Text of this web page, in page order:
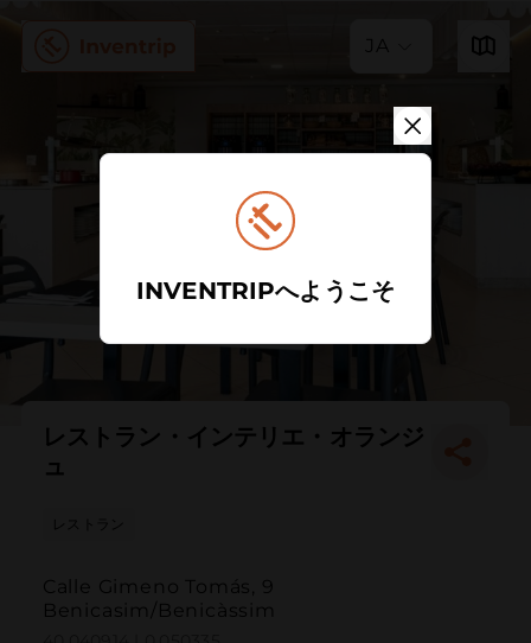
JA
レストラン・インテリエ・オランジ
ュ
レストラン
Calle Gimeno Tomás, 9
Benicasim/Benicàssim
INVENTRIPへようこそ